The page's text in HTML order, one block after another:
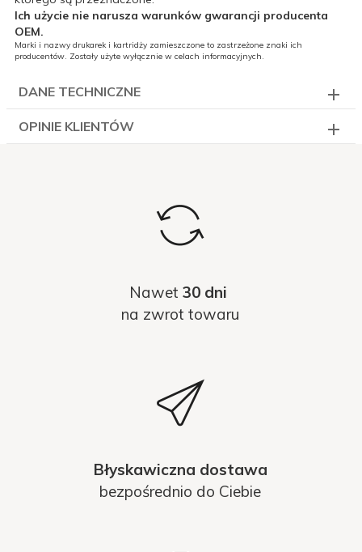
Ich użycie nie narusza warunków gwarancji producenta
OEM.
Marki i nazwy drukarek i kartridży zamieszczone to zastrzeżone znaki ich
producentów. Zostały użyte wyłącznie w celach informacyjnych.
DANE TECHNICZNE
OPINIE KLIENTÓW
Nawet 30 dni
na zwrot towaru
Błyskawiczna dostawa
bezpośrednio do Ciebie